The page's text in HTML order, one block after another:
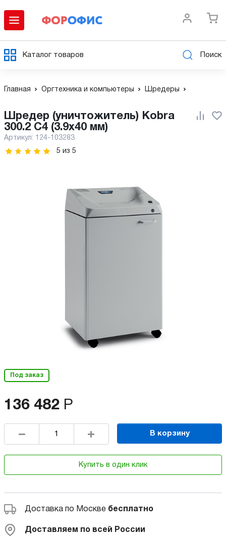
Каталог товаров Поиск
Главная Оргтехника и компьютеры Шредеры
Шредер (уничтожитель) Kobra
300.2 C4 (3.9х40 мм)
Артикул: 124-103283
5 из 5
Под заказ
136 482 Р
В корзину
Купить в один клик
Доставка по Москве бесплатно
Доставляем по всей России